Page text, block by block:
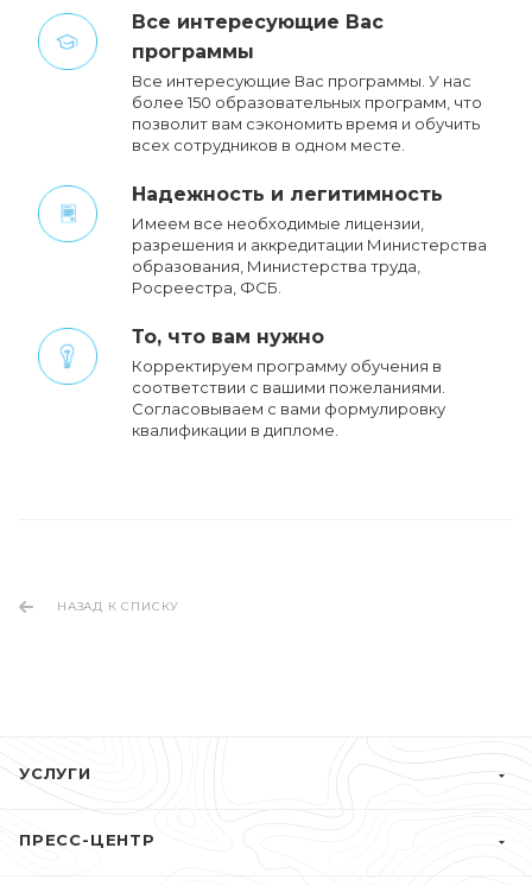
Все интересующие Вас
программы
Все интересующие Вас программы. У нас
более 150 образовательных программ, что
позволит вам сэкономить время и обучить
всех сотрудников в одном месте.
Надежность и легитимность
Имеем все необходимые лицензии,
разрешения и аккредитации Министерства
образования, Министерства труда,
Росреестра, ФСБ.
То, что вам нужно
Корректируем программу обучения в
соответствии с вашими пожеланиями.
Cогласовываем с вами формулировку
квалификации в дипломе.
НАЗАД К СПИСКУ
УСЛУГИ
ПРЕСС-ЦЕНТР